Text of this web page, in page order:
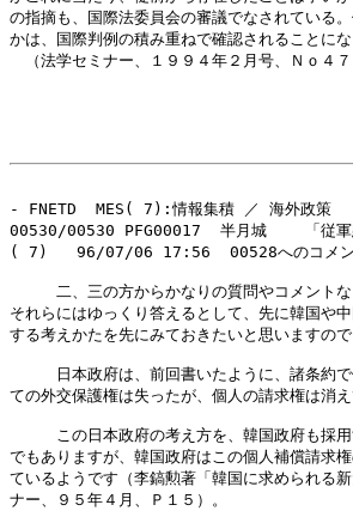
の指摘も、国際法委員会の審議でなされている
かは、国際判例の積み重ねで確認されることにな
（法学セミナー、１９９４年２月号、Ｎｏ４７
- FNETD  MES( 7):情報集積 ／ 海外政策
00530/00530 PFG00017  半月城    「従軍
( 7)   96/07/06 17:56  00528へのコメン
二、三の方からかなりの質問やコメントな
それらにはゆっくり答えるとして、先に韓国や
する考えかたを先にみておきたいと思いますので
日本政府は、前回書いたように、諸条約で
ての外交保護権は失ったが、個人の請求権は消
この日本政府の考え方を、韓国政府も採用
でもありますが、韓国政府はこの個人補償請求
ているようです（李鎬勲著「韓国に求められる
ナー、９５年４月、Ｐ１５）。